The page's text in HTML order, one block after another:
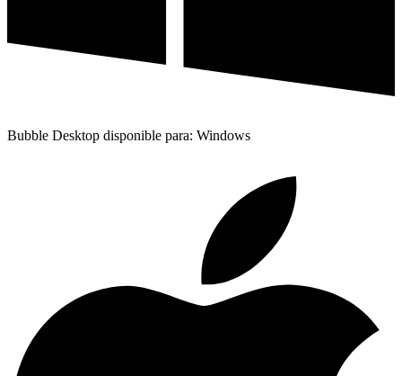
Bubble Desktop disponible para: Windows